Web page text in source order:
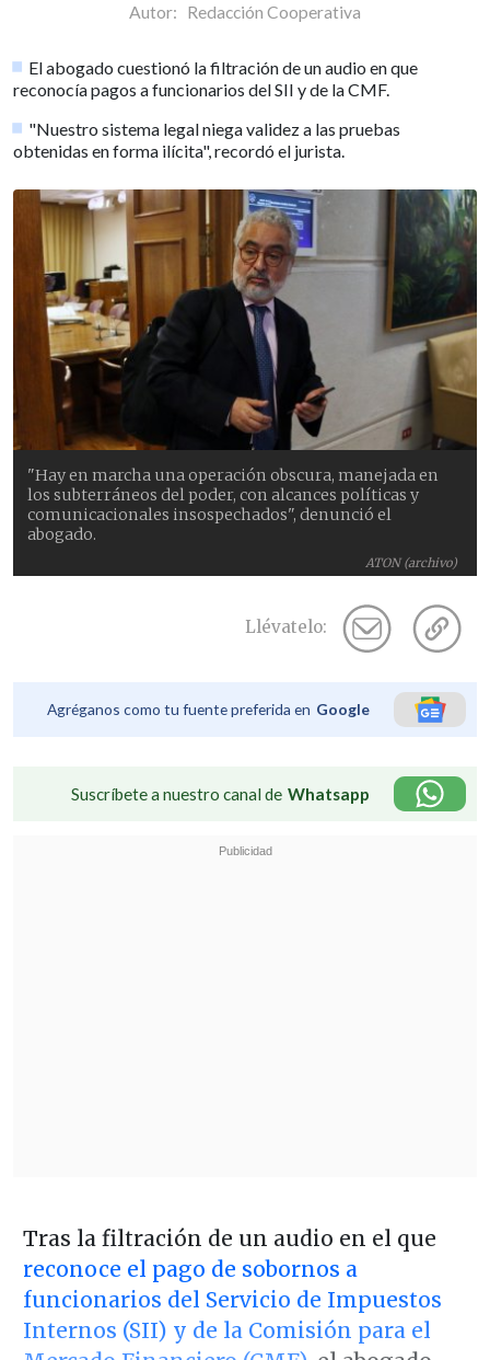
Autor: Redacción Cooperativa
El abogado cuestionó la filtración de un audio en que
reconocía pagos a funcionarios del SII y de la CMF.
"Nuestro sistema legal niega validez a las pruebas
obtenidas en forma ilícita", recordó el jurista.
ATON (archivo)
"Hay en marcha una operación obscura, manejada en
los subterráneos del poder, con alcances políticas y
comunicacionales insospechados", denunció el
abogado.
Llévatelo:
Agréganos como tu fuente preferida en Google
Suscríbete a nuestro canal de Whatsapp
Tras la filtración de un audio en el que
reconoce el pago de sobornos a
funcionarios del Servicio de Impuestos
Internos (SII) y de la Comisión para el